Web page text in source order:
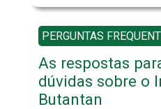
PERGUNTAS
As respostas
dúvidas sobre o
Butantan